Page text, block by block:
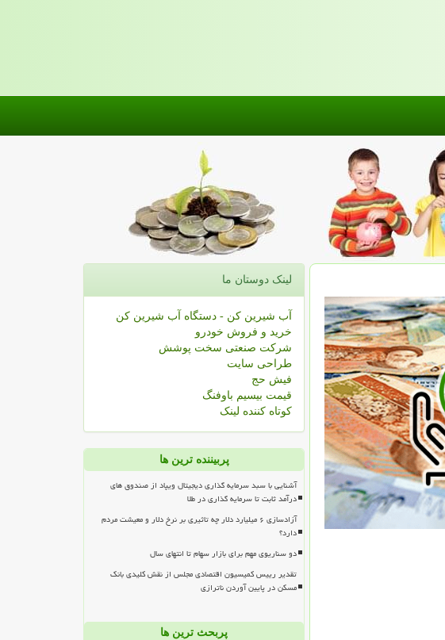
لینک دوستان ما
آب شیرین کن - دستگاه آب شیرین کن
خرید و فروش خودرو
شرکت صنعتی سخت پوشش
طراحی سایت
فیش حج
قیمت بیسیم باوفنگ
کوتاه کننده لینک
پربیننده ترین ها
آشنایی با سبد سرمایه گذاری دیجیتال ویپاد از صندوق های
درآمد ثابت تا سرمایه گذاری در طلا
آزادسازی ۶ میلیارد دلار چه تاثیری بر نرخ دلار و معیشت مردم
دارد؟
دو سناریوی مهم برای بازار سهام تا انتهای سال
تقدیر رییس کمیسیون اقتصادی مجلس از نقش کلیدی بانک
مسکن در پایین آوردن ناترازی
پربحث ترین ها